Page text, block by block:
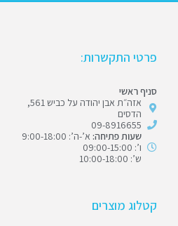
פרטי התקשרות:
סניף ראשי
אזה״ת אבן יהודה על כביש 561,
הדסים
09-8916655
שעות פתיחה: א’-ה’: 9:00-18:00
ו’: 09:00-15:00
ש’: 10:00-18:00
קטלוג מוצרים